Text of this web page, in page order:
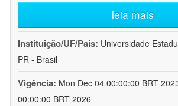
leia mais
Instituição/UF/País: Universidade
PR - Brasil
Vigência: Mon Dec 04 00:00:00 BRT
00:00:00 BRT 2026